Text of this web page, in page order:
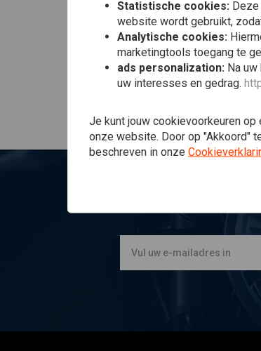
Statistische cookies:
website wordt gebruikt,
Analytische cookies:
marketingtools toegang te
ads personalization: Na
uw interesses en gedrag.
Je kunt jouw cookievoorkeuren
onze website. Door op "Akkoord"
beschreven in onze